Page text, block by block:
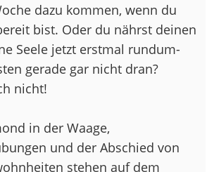
dazu kommen, wenn du
bist. Oder du nährst deinen
Seele jetzt erstmal rundum-
gerade gar nicht dran?
nicht!
in der Waage,
und der Abschied von
stehen auf dem